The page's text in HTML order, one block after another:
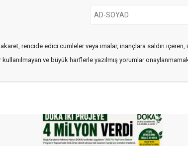
rencide edici cümleler veya imalar, inançlara saldırı içeren,
ve büyük harflerle yazılmış yorumlar